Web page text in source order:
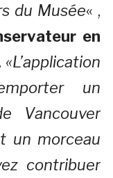
du Musée« ,
en
. «L’application
un
Vancouver
un morceau
contribuer